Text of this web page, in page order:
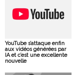
YouTube s’attaque enfin
aux vidéos générées par
IA et c’est une excellente
nouvelle